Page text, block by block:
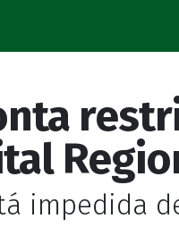
impedida